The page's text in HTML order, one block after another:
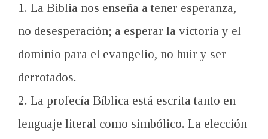
1. La Biblia nos enseña a tener esperanza,
no desesperación; a esperar la victoria y el
dominio para el evangelio, no huir y ser
derrotados.
2. La profecía Bíblica está escrita tanto en
lenguaje literal como simbólico. La elección